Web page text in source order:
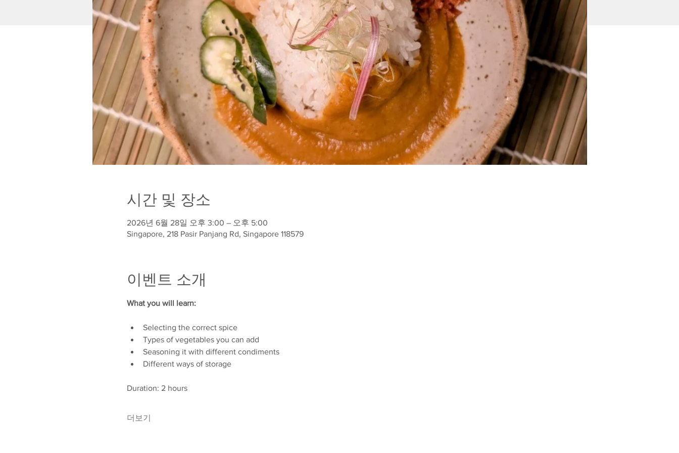
시간 및 장소
2026년 6월 28일 오후 3:00 – 오후 5:00
Singapore, 218 Pasir Panjang Rd, Singapore 118579
이벤트 소개
What you will learn:
Selecting the correct spice
Types of vegetables you can add
Seasoning it with different condiments
Different ways of storage
Duration: 2 hours
더보기